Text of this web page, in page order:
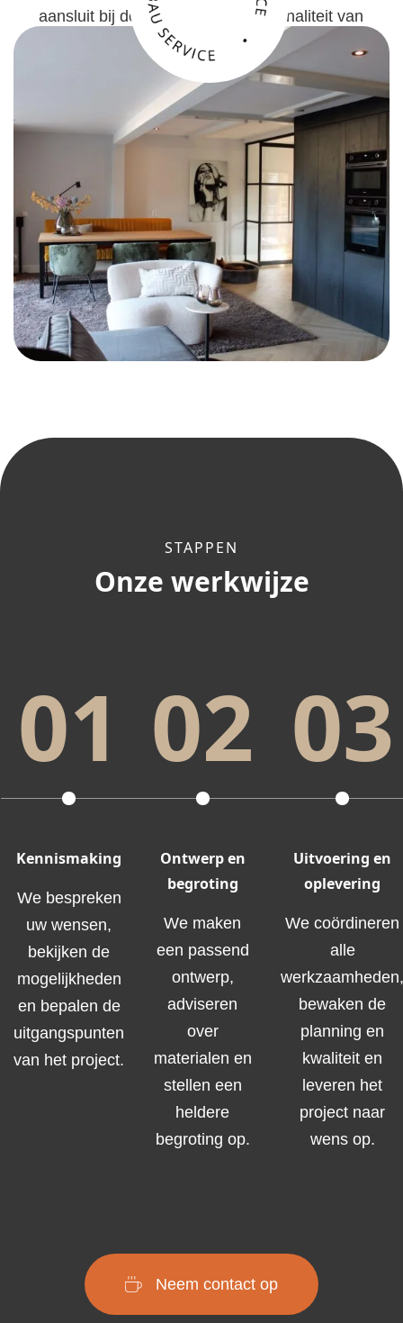
aansluit bij de uitstraling en functionaliteit van
uw onderneming.
STAPPEN
Onze werkwijze
01
Kennismaking
We bespreken
uw wensen,
bekijken de
mogelijkheden
en bepalen de
uitgangspunten
van het project.
02
Ontwerp en
begroting
We maken
een passend
ontwerp,
adviseren
over
materialen en
stellen een
heldere
begroting op.
03
Uitvoering en
oplevering
We coördineren
alle
werkzaamheden,
bewaken de
planning en
kwaliteit en
leveren het
project naar
wens op.
Neem contact op